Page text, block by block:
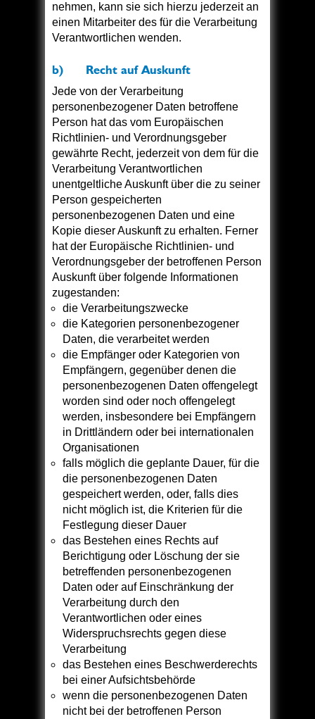
nehmen, kann sie sich hierzu jederzeit an
einen Mitarbeiter des für die Verarbeitung
Verantwortlichen wenden.
b) Recht auf Auskunft
Jede von der Verarbeitung
personenbezogener Daten betroffene
Person hat das vom Europäischen
Richtlinien- und Verordnungsgeber
gewährte Recht, jederzeit von dem für die
Verarbeitung Verantwortlichen
unentgeltliche Auskunft über die zu seiner
Person gespeicherten
personenbezogenen Daten und eine
Kopie dieser Auskunft zu erhalten. Ferner
hat der Europäische Richtlinien- und
Verordnungsgeber der betroffenen Person
Auskunft über folgende Informationen
zugestanden:
die Verarbeitungszwecke
die Kategorien personenbezogener
Daten, die verarbeitet werden
die Empfänger oder Kategorien von
Empfängern, gegenüber denen die
personenbezogenen Daten offengelegt
worden sind oder noch offengelegt
werden, insbesondere bei Empfängern
in Drittländern oder bei internationalen
Organisationen
falls möglich die geplante Dauer, für die
die personenbezogenen Daten
gespeichert werden, oder, falls dies
nicht möglich ist, die Kriterien für die
Festlegung dieser Dauer
das Bestehen eines Rechts auf
Berichtigung oder Löschung der sie
betreffenden personenbezogenen
Daten oder auf Einschränkung der
Verarbeitung durch den
Verantwortlichen oder eines
Widerspruchsrechts gegen diese
Verarbeitung
das Bestehen eines Beschwerderechts
bei einer Aufsichtsbehörde
wenn die personenbezogenen Daten
nicht bei der betroffenen Person